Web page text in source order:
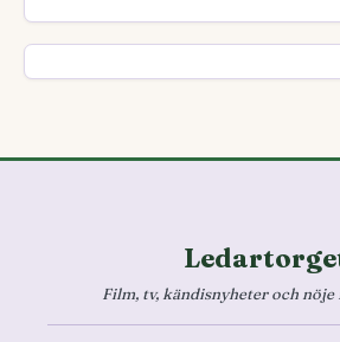
Film, tv, kändisnyheter och nöje